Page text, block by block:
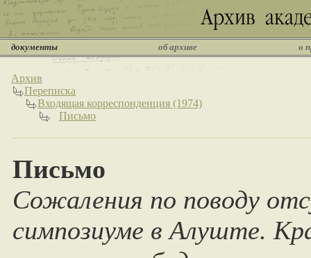
документы об архиве о
Архив
Переписка
Входящая корреспонденция (1974)
Письмо
Письмо
Сожаления по поводу
симпозиуме в Алуште.